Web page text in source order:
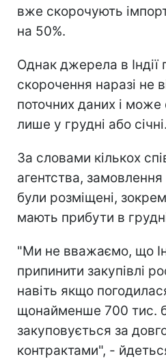
вже скорочують
на 50%.
Однак джерела в
скорочення наразі не
поточних даних і може
лише у грудні або січні.
За словами кількох
агентства,
були розміщені,
мають прибути в
"Ми не вважаємо, що
припинити закупівлі
навіть якщо
щонайменше 700 тис.
закуповується за
контрактами", -